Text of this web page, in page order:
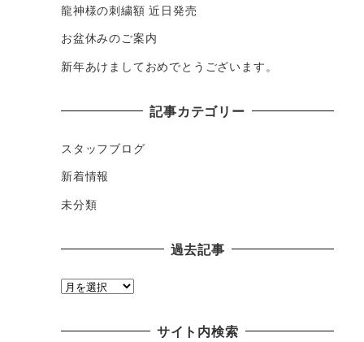
龍神様の刺繍額 近日発売
お盆休みのご案内
新年あけましておめでとうございます。
記事カテゴリー
スタッフブログ
新着情報
未分類
過去記事
過
サイト内検索